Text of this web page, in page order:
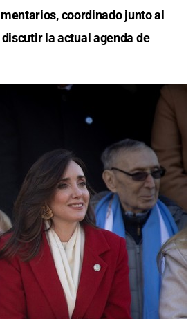
coordinado junto al
la actual agenda de